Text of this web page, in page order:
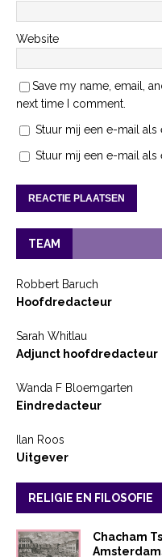
Website
Save my name, email,
next time I comment.
Stuur mij een e-mail
Stuur mij een e-mail
TEAM
Robbert Baruch
Hoofdredacteur
Sarah Whitlau
Adjunct hoofdredacteur
Wanda F Bloemgarten
Eindredacteur
Ilan Roos
Uitgever
RELIGIE EN FILOSOFIE
Chacham